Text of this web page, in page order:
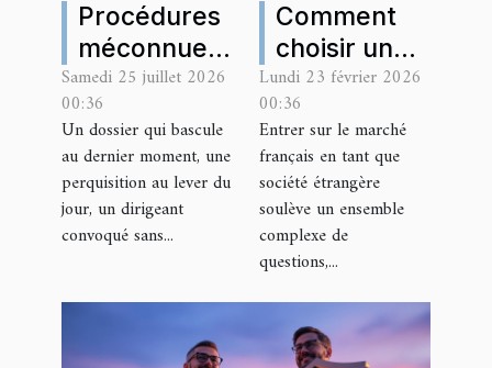
Procédures
méconnues
: comment
les cabinets
anticipent
l’inattendu
Samedi 25 juillet 2026
00:36
Un dossier qui bascule
au dernier moment, une
perquisition au lever du
jour, un dirigeant
convoqué sans...
Comment
choisir une
assurance
pour une
société
étrangère
opérant en
France ?
Lundi 23 février 2026
00:36
Entrer sur le marché
français en tant que
société étrangère
soulève un ensemble
complexe de
questions,...